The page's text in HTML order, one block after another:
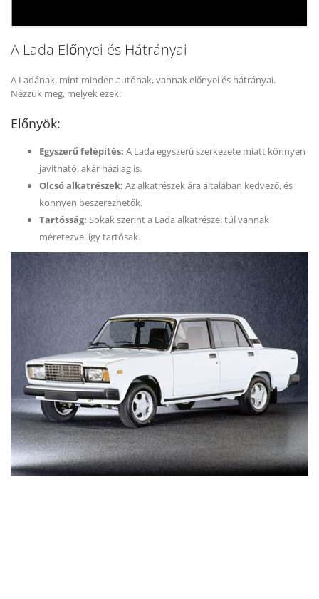
A Lada Előnyei és Hátrányai
A Ladának, mint minden autónak, vannak előnyei és hátrányai.
Nézzük meg, melyek ezek:
Előnyök:
Egyszerű felépítés: A Lada egyszerű szerkezete miatt könnyen
javítható, akár házilag is.
Olcsó alkatrészek: Az alkatrészek ára általában kedvező, és
könnyen beszerezhetők.
Tartósság: Sokak szerint a Lada alkatrészei túl vannak
méretezve, így tartósak.